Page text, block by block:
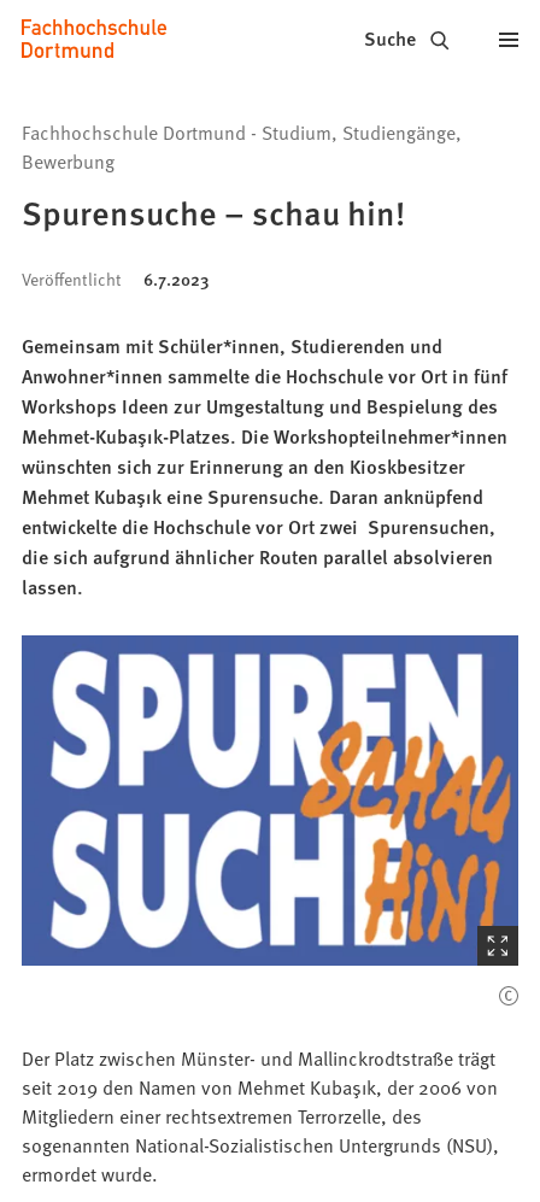
Inhalt anspringen
Fachhochschule
Dortmund
-
Studium,
Studiengänge,
Suche
Fachhochschule Dortmund - Studium, Studiengänge,
Bewerbung
Spurensuche – schau hin!
Veröffentlicht 6.7.2023
Gemeinsam mit Schüler*innen, Studierenden und
Anwohner*innen sammelte die Hochschule vor Ort in fünf
Workshops Ideen zur Umgestaltung und Bespielung des
Mehmet-Kubaşık-Platzes. Die Workshopteilnehmer*innen
wünschten sich zur Erinnerung an den Kioskbesitzer
Mehmet Kubaşık eine Spurensuche. Daran anknüpfend
entwickelte die Hochschule vor Ort zwei Spurensuchen,
die sich aufgrund ähnlicher Routen parallel absolvieren
lassen.
(Startet
den
Der Platz zwischen Münster- und Mallinckrodtstraße trägt
seit 2019 den Namen von Mehmet Kubaşık, der 2006 von
Mitgliedern einer rechtsextremen Terrorzelle, des
sogenannten National-Sozialistischen Untergrunds (NSU),
ermordet wurde.